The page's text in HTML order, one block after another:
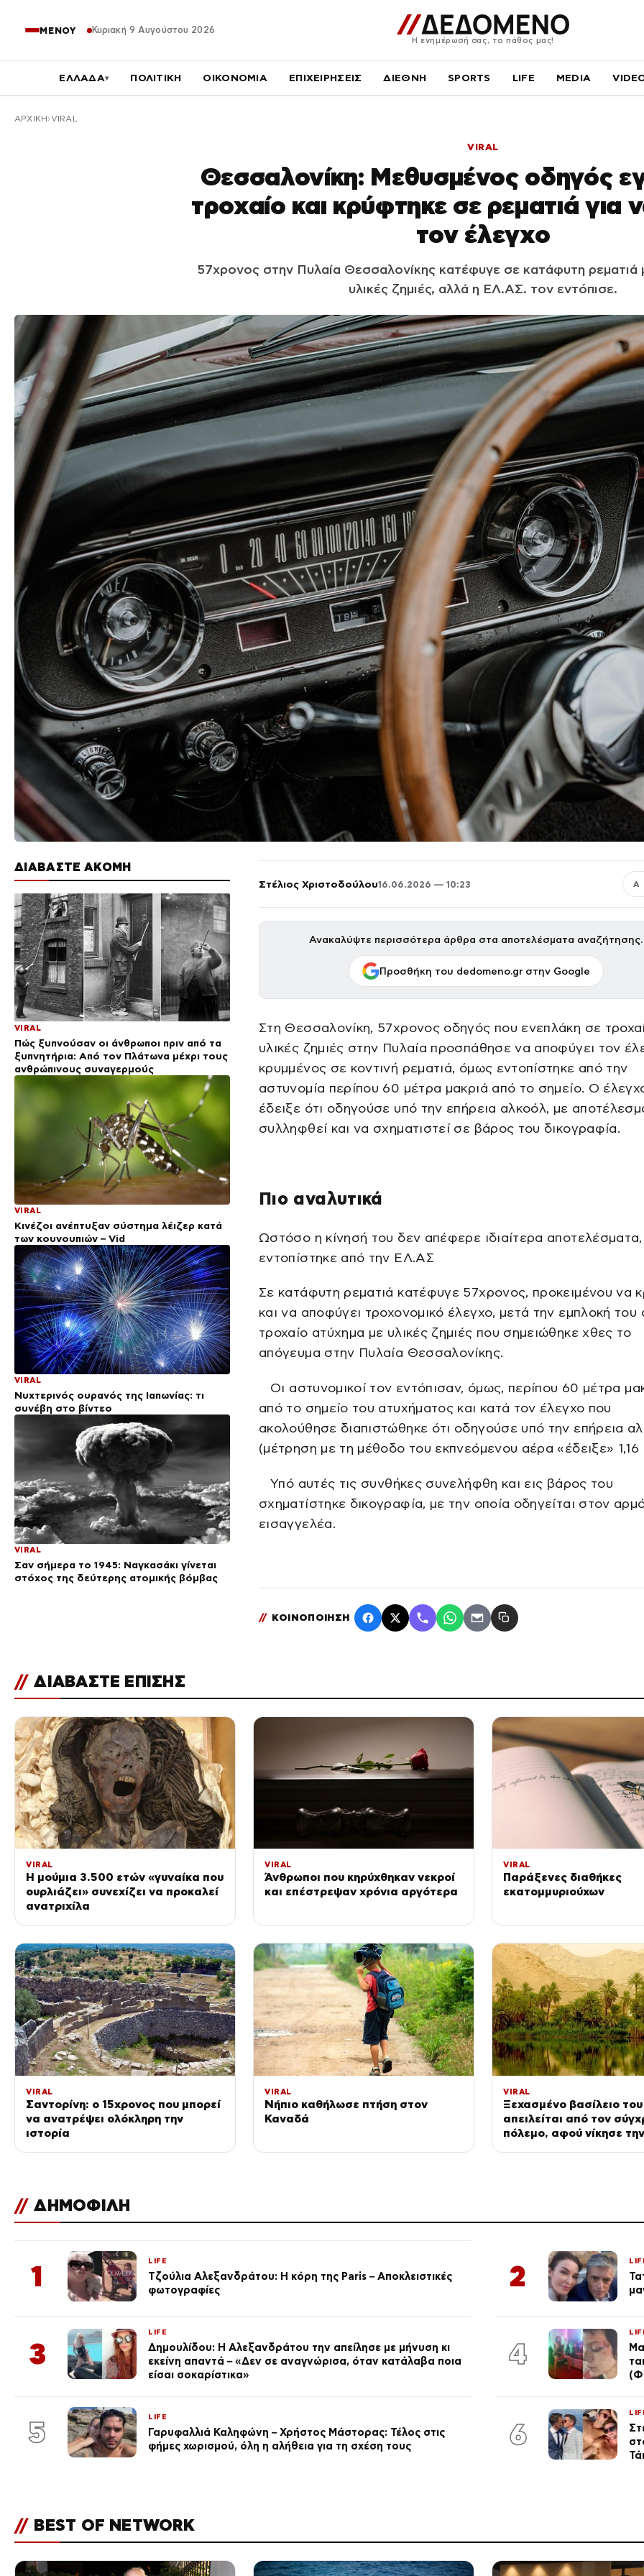
ΜΕΝΟΥ Κυριακή 9 Αυγούστου 2026
Η ενημέρωσή σας, το πάθος μας!
ΕΛΛΑΔΑ▾ ΠΟΛΙΤΙΚΗ ΟΙΚΟΝΟΜΙΑ ΕΠΙΧΕΙΡΗΣΕΙΣ ΔΙΕΘΝΗ SPORTS LIFE MEDIA
ΑΡΧΙΚΉ VIRAL
VIRAL
Θεσσαλονίκη: Μεθυσμένος οδηγός
τροχαίο και κρύφτηκε σε ρεματιά για
τον έλεγχο
57χρονος στην Πυλαία Θεσσαλονίκης κατέφυγε σε κατάφυτη ρεματιά
υλικές ζημιές, αλλά η ΕΛ.ΑΣ. τον εντόπισε.
ΔΙΑΒΑΣΤΕ ΑΚΟΜΗ
VIRAL
Πώς ξυπνούσαν οι άνθρωποι πριν από τα
ξυπνητήρια: Από τον Πλάτωνα μέχρι τους
ανθρώπινους συναγερμούς
VIRAL
Κινέζοι ανέπτυξαν σύστημα λέιζερ κατά
των κουνουπιών – Vid
VIRAL
Νυχτερινός ουρανός της Ιαπωνίας: τι
συνέβη στο βίντεο
VIRAL
Σαν σήμερα το 1945: Ναγκασάκι γίνεται
στόχος της δεύτερης ατομικής βόμβας
Στέλιος Χριστοδούλου16.06.2026 — 10:23 Α
Ανακαλύψτε περισσότερα άρθρα στα αποτελέσματα αναζήτησης.
Προσθήκη του dedomeno.gr στην Google
Στη Θεσσαλονίκη, 57χρονος οδηγός που ενεπλάκη σε
υλικές ζημιές στην Πυλαία προσπάθησε να αποφύγει τον
κρυμμένος σε κοντινή ρεματιά, όμως εντοπίστηκε από την
αστυνομία περίπου 60 μέτρα μακριά από το σημείο. Ο
έδειξε ότι οδηγούσε υπό την επήρεια αλκοόλ, με
συλληφθεί και να σχηματιστεί σε βάρος του δικογραφία.
Πιο αναλυτικά
Ωστόσο η κίνησή του δεν απέφερε ιδιαίτερα
εντοπίστηκε από την ΕΛ.ΑΣ
Σε κατάφυτη ρεματιά κατέφυγε 57χρονος, προκειμένου να
και να αποφύγει τροχονομικό έλεγχο, μετά την εμπλοκή του
τροχαίο ατύχημα με υλικές ζημιές που σημειώθηκε χθες το
απόγευμα στην Πυλαία Θεσσαλονίκης.
Οι αστυνομικοί τον εντόπισαν, όμως, περίπου 60 μέτρα
από το σημείο του ατυχήματος και κατά τον έλεγχο που
ακολούθησε διαπιστώθηκε ότι οδηγούσε υπό την επήρεια
(μέτρηση με τη μέθοδο του εκπνεόμενου αέρα «έδειξε»
Υπό αυτές τις συνθήκες συνελήφθη και εις βάρος του
σχηματίστηκε δικογραφία, με την οποία οδηγείται στον
εισαγγελέα.
// ΚΟΙΝΟΠΟΙΗΣΗ
// ΔΙΑΒΑΣΤΕ ΕΠΙΣΗΣ
VIRAL
Η μούμια 3.500 ετών «γυναίκα που
ουρλιάζει» συνεχίζει να προκαλεί
ανατριχίλα
VIRAL
Άνθρωποι που κηρύχθηκαν νεκροί
και επέστρεψαν χρόνια αργότερα
VIRAL
Παράξενες διαθήκες
εκατομμυριούχων
VIRAL
Σαντορίνη: ο 15χρονος που μπορεί
να ανατρέψει ολόκληρη την
ιστορία
VIRAL
Νήπιο καθήλωσε πτήση στον
Καναδά
VIRAL
Ξεχασμένο βασίλειο
απειλείται από τον
πόλεμο, αφού νίκησε
// ΔΗΜΟΦΙΛΗ
1 LIFE
Τζούλια Αλεξανδράτου: Η κόρη της Paris – Αποκλειστικές
φωτογραφίες
2
3
LIFE
Δημουλίδου: Η Αλεξανδράτου την απείλησε με μήνυση κι
εκείνη απαντά – «Δεν σε αναγνώρισα, όταν κατάλαβα ποια
είσαι σοκαρίστικα»
4
5 LIFE
Γαρυφαλλιά Καληφώνη – Χρήστος Μάστορας: Τέλος στις
φήμες χωρισμού, όλη η αλήθεια για τη σχέση τους
6
// BEST OF NETWORK